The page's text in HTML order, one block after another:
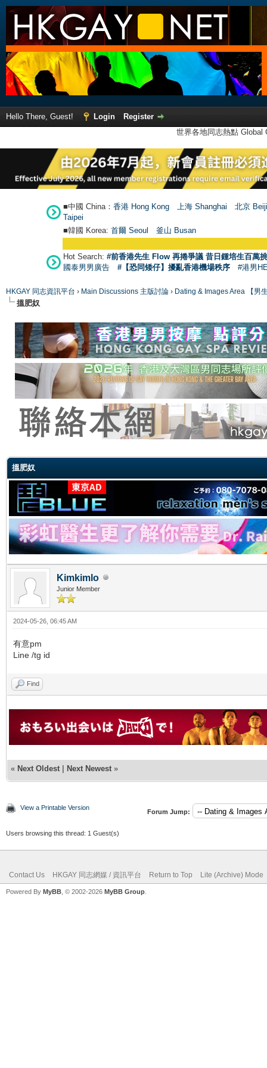
Hello There, Guest! Login
Register
世界各地同志熱點
■中國 China： 香港 Hong Kong 上海 Shanghai
北京
Taipei
■韓國 Korea: 首爾 Seoul 釜山 Busan
Hot Search: #前香港先生 Flow 再捲爭議 昔日鍾培生百萬
國泰男男廣告
#【恐同矮仔】擾亂香港機場秩序 #港男
HKGAY 同志資訊平台 › Main Discussions 主版討論 › Dating & Images Area 【男
搵肥奴
搵肥奴
Kimkimlo
Junior Member
2024-05-26, 06:45 AM
有意pm
Line /tg id
Find
« Next Oldest | Next Newest »
View a Printable Version
Forum Jump:
Users browsing this thread: 1 Guest(s)
Contact Us HKGAY 同志網媒 / 資訊平台 Return to Top Lite (Archive) Mode
Powered By MyBB , © 2002-2026 MyBB Group